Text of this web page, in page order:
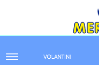
VOLANTINI